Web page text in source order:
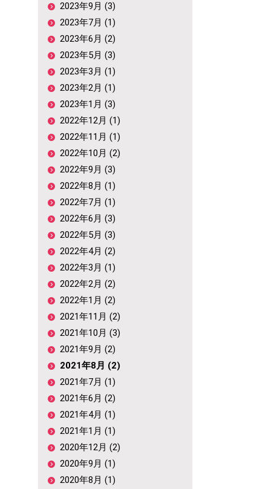
2023年9月 (3)
2023年7月 (1)
2023年6月 (2)
2023年5月 (3)
2023年3月 (1)
2023年2月 (1)
2023年1月 (3)
2022年12月 (1)
2022年11月 (1)
2022年10月 (2)
2022年9月 (3)
2022年8月 (1)
2022年7月 (1)
2022年6月 (3)
2022年5月 (3)
2022年4月 (2)
2022年3月 (1)
2022年2月 (2)
2022年1月 (2)
2021年11月 (2)
2021年10月 (3)
2021年9月 (2)
2021年8月 (2)
2021年7月 (1)
2021年6月 (2)
2021年4月 (1)
2021年1月 (1)
2020年12月 (2)
2020年9月 (1)
2020年8月 (1)